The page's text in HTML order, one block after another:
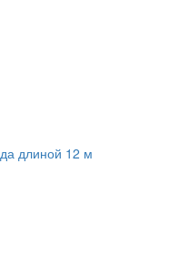
длиной 12 м